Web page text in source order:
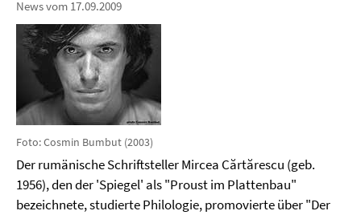
News vom 17.09.2009
Foto: Cosmin Bumbut (2003)
Der rumänische Schriftsteller Mircea Cărtărescu (geb.
1956), den der 'Spiegel' als "Proust im Plattenbau"
bezeichnete, studierte Philologie, promovierte über "Der